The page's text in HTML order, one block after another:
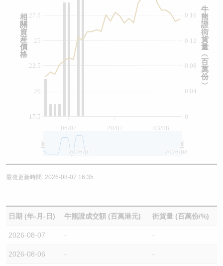
06/07 20/07 03/08
0
0.04
0.08
0.12
0.16
17.5
20
22.5
25
27.5
2026/07 2026/08
牛
熊
證
街
貨
量
︵
百
萬
份
︶
相
關
資
産
價
格
最後更新時間: 2026-08-07 16:35
日期 (年-月-日) 牛熊證成交額 (百萬港元) 街貨量 (百萬份/%)
2026-08-07 - -
2026-08-06 - -
牛熊證文件及公告
牛熊證文件及公告 (瑞信)
收市競價變化